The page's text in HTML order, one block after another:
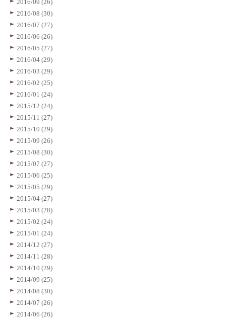
2016/09 (26)
2016/08 (30)
2016/07 (27)
2016/06 (26)
2016/05 (27)
2016/04 (29)
2016/03 (29)
2016/02 (25)
2016/01 (24)
2015/12 (24)
2015/11 (27)
2015/10 (29)
2015/09 (26)
2015/08 (30)
2015/07 (27)
2015/06 (25)
2015/05 (29)
2015/04 (27)
2015/03 (28)
2015/02 (24)
2015/01 (24)
2014/12 (27)
2014/11 (28)
2014/10 (29)
2014/09 (25)
2014/08 (30)
2014/07 (26)
2014/06 (26)